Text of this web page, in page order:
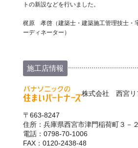
トの新設などを行いました。
梶原 孝啓（建築士・建築施工管理技士・
ーディネーター）
施工店情報
株式会社 西宮リ
〒663-8247
住所：兵庫県西宮市津門稲荷町３－
電話：0798-70-1006
FAX：0120-2438-48